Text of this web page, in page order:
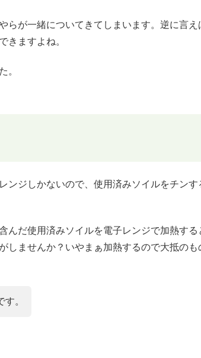
らが一緒についてきてしまいます。逆に言え
きますよね。
。
ンジしかないので、使用済みソイルをチンす
んだ使用済みソイルを電子レンジで加熱する
しませんか？いやまぁ加熱するので大抵のも
。